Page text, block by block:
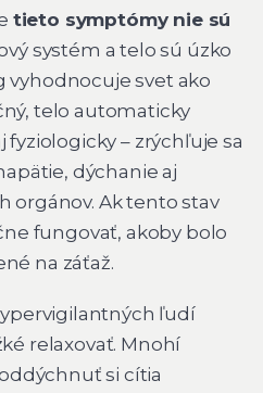
tieto symptómy nie sú
systém a telo sú úzko
vyhodnocuje svet ako
telo automaticky
– zrýchľuje sa
dýchanie aj
orgánov. Ak tento stav
fungovať, akoby bolo
na záťaž.
ľudí
relaxovať. Mnohí
si cítia